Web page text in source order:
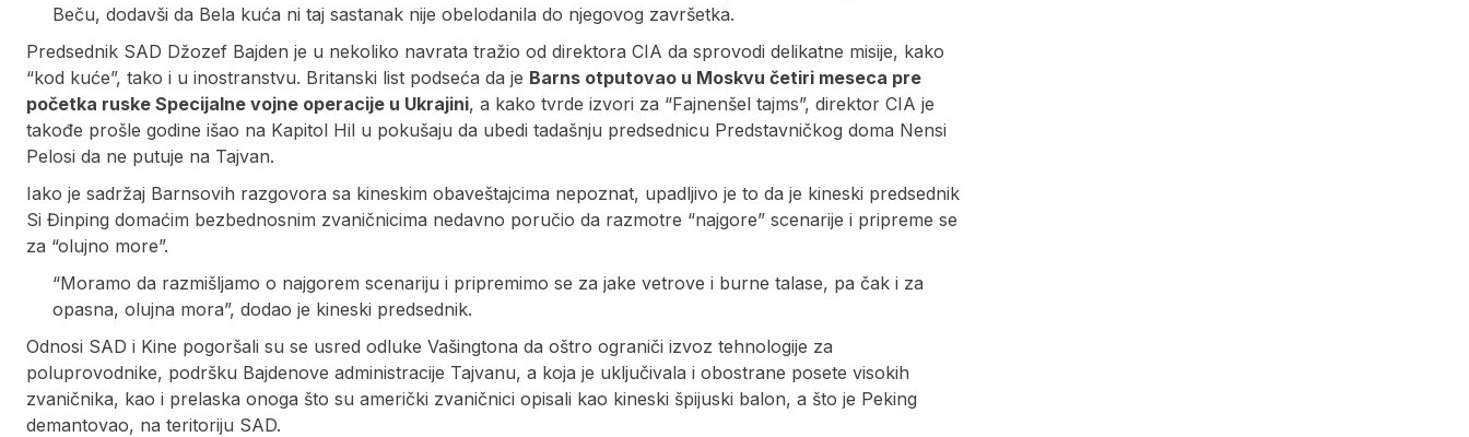
Beču, dodavši da Bela kuća ni taj sastanak nije obelodanila do njegovog završetka.
Predsednik SAD Džozef Bajden je u nekoliko navrata tražio od direktora CIA da sprovodi delikatne misije, kako
“kod kuće”, tako i u inostranstvu. Britanski list podseća da je Barns otputovao u Moskvu četiri meseca pre
početka ruske Specijalne vojne operacije u Ukrajini, a kako tvrde izvori za “Fajnenšel tajms”, direktor CIA je
takođe prošle godine išao na Kapitol Hil u pokušaju da ubedi tadašnju predsednicu Predstavničkog doma Nensi
Pelosi da ne putuje na Tajvan.
Iako je sadržaj Barnsovih razgovora sa kineskim obaveštajcima nepoznat, upadljivo je to da je kineski predsednik
Si Đinping domaćim bezbednosnim zvaničnicima nedavno poručio da razmotre “najgore” scenarije i pripreme se
za “olujno more”.
“Moramo da razmišljamo o najgorem scenariju i pripremimo se za jake vetrove i burne talase, pa čak i za
opasna, olujna mora”, dodao je kineski predsednik.
Odnosi SAD i Kine pogoršali su se usred odluke Vašingtona da oštro ograniči izvoz tehnologije za
poluprovodnike, podršku Bajdenove administracije Tajvanu, a koja je uključivala i obostrane posete visokih
zvaničnika, kao i prelaska onoga što su američki zvaničnici opisali kao kineski špijuski balon, a što je Peking
demantovao, na teritoriju SAD.